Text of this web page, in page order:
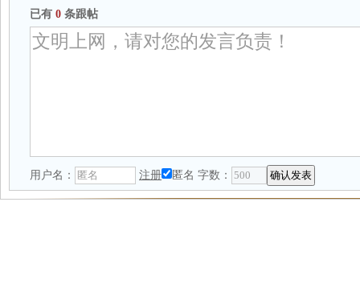
已有 0 条跟帖
用户名： 注册 匿名 字数：